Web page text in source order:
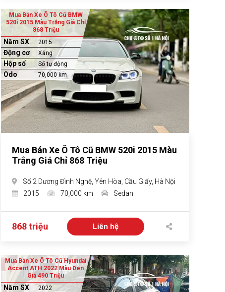
Mua Bán Xe Ô Tô Cũ BMW
520i 2015 Màu Trắng Giá Chỉ
868 Triệu
Năm SX 2015
Động cơ Xăng
Hộp số Số tự động
Odo 70,000 km
Mua Bán Xe Ô Tô Cũ BMW 520i 2015 Màu
Trắng Giá Chỉ 868 Triệu
Số 2 Dương Đình Nghệ, Yên Hòa, Cầu Giấy, Hà Nội
2015
70,000 km Sedan
868 triệu Liên hệ
Mua Bán Xe Ô Tô Cũ Hyundai
Accent ATH 2022 Màu Đen
Giá 490 Triệu
Năm SX 2022